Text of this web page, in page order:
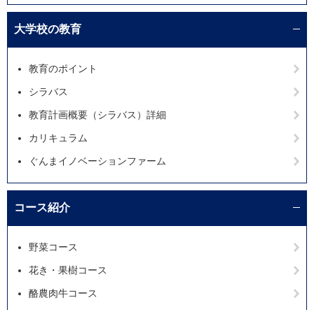
大学校の教育
教育のポイント
シラバス
教育計画概要（シラバス）詳細
カリキュラム
ぐんまイノベーションファーム
コース紹介
野菜コース
花き・果樹コース
酪農肉牛コース